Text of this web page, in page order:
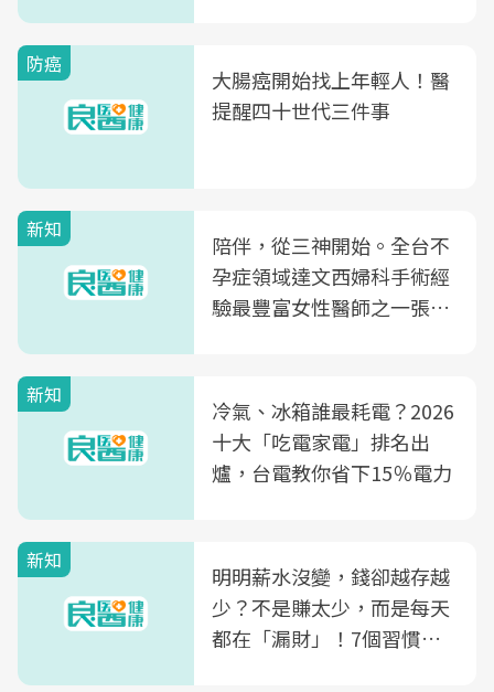
防癌
大腸癌開始找上年輕人！醫
提醒四十世代三件事
新知
陪伴，從三神開始。全台不
孕症領域達文西婦科手術經
驗最豐富女性醫師之一張永
光田醫院建構360度女性健
康照護生態圈
新知
冷氣、冰箱誰最耗電？2026
十大「吃電家電」排名出
爐，台電教你省下15％電力
新知
明明薪水沒變，錢卻越存越
少？不是賺太少，而是每天
都在「漏財」！7個習慣一